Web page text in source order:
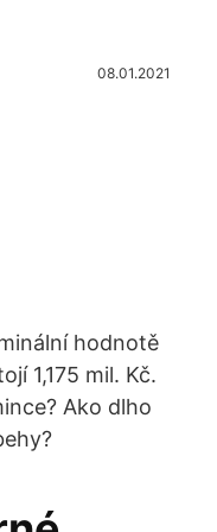
08.01.2021
hodnotě
1,175 mil. Kč.
Ako dlho